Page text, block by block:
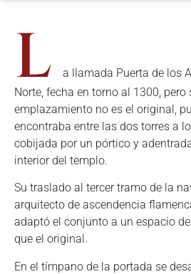
L
a llamada Puerta de los
Norte, fecha en torno al 1300, pero
emplazamiento no es el original,
encontraba entre las dos torres a
cobijada por un pórtico y
interior del templo.
Su traslado al tercer tramo de la
arquitecto de ascendencia
adaptó el conjunto a un espacio
que el original.
En el tímpano de la portada se